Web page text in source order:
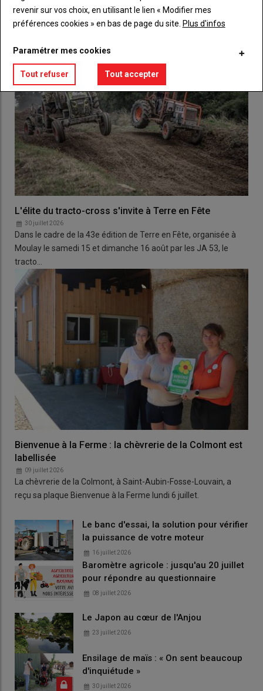
LES PLUS LUS
L'élite du tracto-cross s'invite à Terre en Fête
30 juillet 2026
Dans le cadre de la 43e édition de Terre en Fête, organisée à
Moulay le samedi 15 et dimanche 16 août par les JA 53, le
tracto…
Bienvenue à la Ferme : la chèvrerie de la Colmont est
labellisée
09 juillet 2026
La chèvrerie de la Colmont, à Saint-Aubin-Fosse-Louvain, a
reçu sa plaque Bienvenue à la Ferme lundi 6 juillet.
Le banc d'essai, la solution pour vérifier
la puissance de votre moteur
16 juillet 2026
Baromètre agricole : jusqu'au 20 juillet
pour répondre au questionnaire
08 juillet 2026
Le Japon au cœur de l'Anjou
23 juillet 2026
Ensilage de maïs : « On sent beaucoup
d'inquiétude »
30 juillet 2026
revenir sur vos choix, en utilisant le lien « Modifier mes
préférences cookies » en bas de page du site. Plus d'infos
Paramétrer mes cookies
Tout refuser Tout accepter